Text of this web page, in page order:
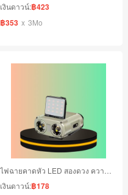
เงินดาวน์:฿423
฿353 x 3Mo
เงินดาวน์:฿178